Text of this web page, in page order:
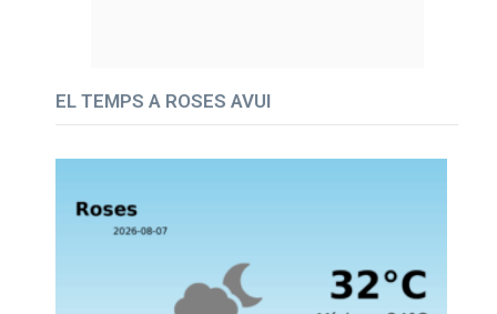
EL TEMPS A ROSES AVUI